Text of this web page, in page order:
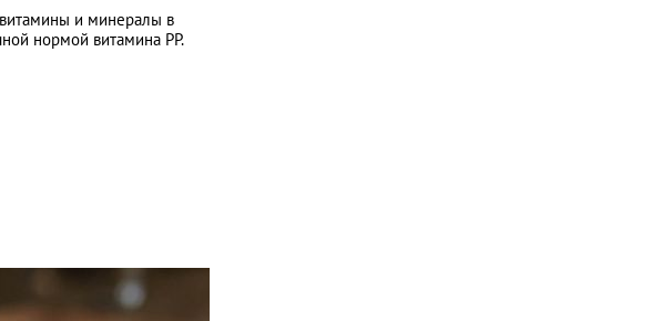
и минералы в
нормой витамина PP.